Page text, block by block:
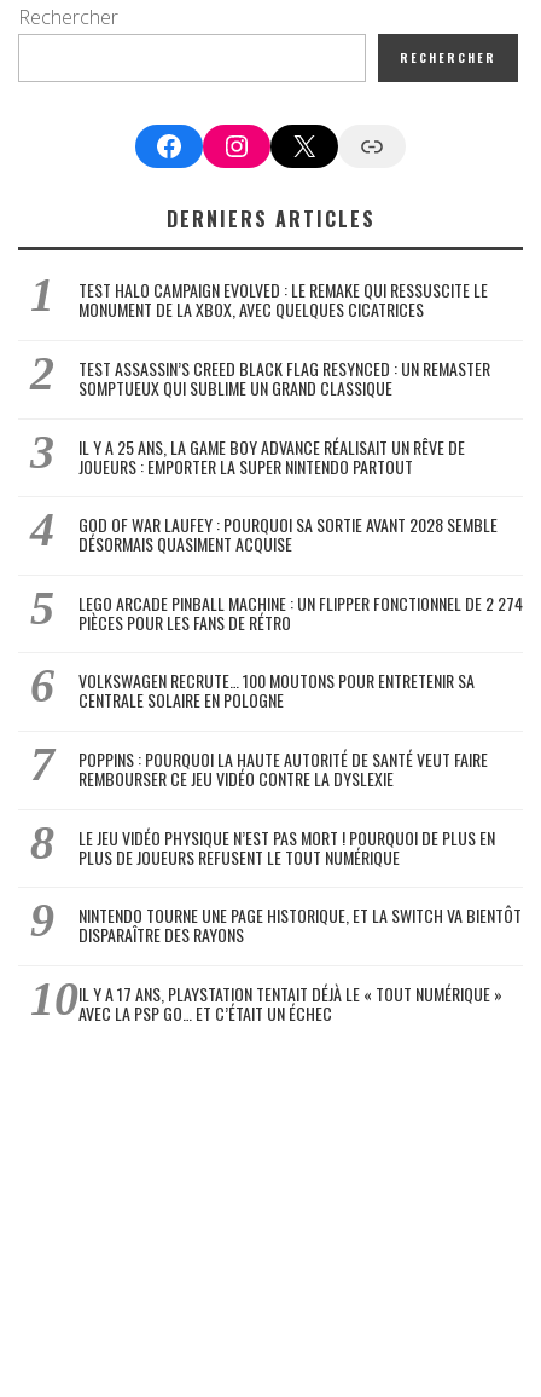
Rechercher
RECHERCHER
FacebookInstagram
X Google News
DERNIERS ARTICLES
TEST HALO CAMPAIGN EVOLVED : LE REMAKE QUI RESSUSCITE LE
MONUMENT DE LA XBOX, AVEC QUELQUES CICATRICES
TEST ASSASSIN’S CREED BLACK FLAG RESYNCED : UN REMASTER
SOMPTUEUX QUI SUBLIME UN GRAND CLASSIQUE
IL Y A 25 ANS, LA GAME BOY ADVANCE RÉALISAIT UN RÊVE DE
JOUEURS : EMPORTER LA SUPER NINTENDO PARTOUT
GOD OF WAR LAUFEY : POURQUOI SA SORTIE AVANT 2028 SEMBLE
DÉSORMAIS QUASIMENT ACQUISE
LEGO ARCADE PINBALL MACHINE : UN FLIPPER FONCTIONNEL DE 2 274
PIÈCES POUR LES FANS DE RÉTRO
VOLKSWAGEN RECRUTE… 100 MOUTONS POUR ENTRETENIR SA
CENTRALE SOLAIRE EN POLOGNE
POPPINS : POURQUOI LA HAUTE AUTORITÉ DE SANTÉ VEUT FAIRE
REMBOURSER CE JEU VIDÉO CONTRE LA DYSLEXIE
LE JEU VIDÉO PHYSIQUE N’EST PAS MORT ! POURQUOI DE PLUS EN
PLUS DE JOUEURS REFUSENT LE TOUT NUMÉRIQUE
NINTENDO TOURNE UNE PAGE HISTORIQUE, ET LA SWITCH VA BIENTÔT
DISPARAÎTRE DES RAYONS
IL Y A 17 ANS, PLAYSTATION TENTAIT DÉJÀ LE « TOUT NUMÉRIQUE »
AVEC LA PSP GO… ET C’ÉTAIT UN ÉCHEC